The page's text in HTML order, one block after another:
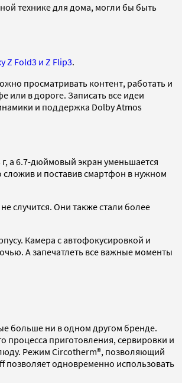
технике для дома, могли бы быть
Z Fold3 и Z Flip3.
просматривать контент, работать и
или в дороге. Записать все идеи
и поддержка Dolby Atmos
а 6.7-дюймовый экран уменьшается
сложив и поставив смартфон в нужном
случится. Они также стали более
Камера с автофокусировкой и
А запечатлеть все важные моменты
больше ни в одном другом бренде.
приготовления, сервировки и
Режим Circotherm®, позволяющий
одновременно использовать